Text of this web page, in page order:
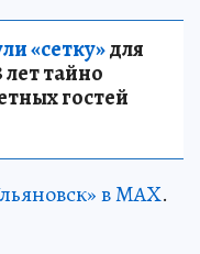
«сетку»для
тайно
гостей
в MAX.